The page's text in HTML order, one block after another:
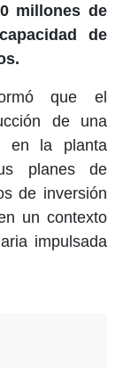
millones de
de
que el
de una
en la planta
planes de
de inversión
un contexto
impulsada